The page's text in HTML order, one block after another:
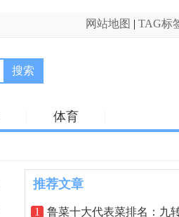
网站地图 | TAG标
搜索
体育
推荐文章
1 鲁菜十大代表菜排名：九转大